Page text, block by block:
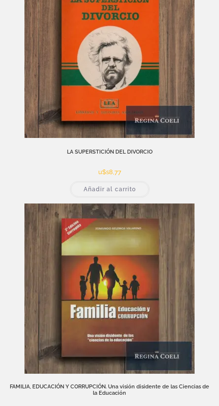
LA SUPERSTICIÓN DEL DIVORCIO
u$s8,77
Añadir al carrito
FAMILIA, EDUCACIÓN Y CORRUPCIÓN. Una visión disidente de las Ciencias de
la Educación